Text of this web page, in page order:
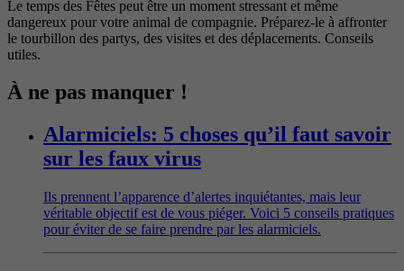
Le temps des Fêtes peut être un moment stressant et même
dangereux pour votre animal de compagnie. Préparez-le à affronter
le tourbillon des partys, des visites et des déplacements. Conseils
utiles.
À ne pas manquer !
Alarmiciels: 5 choses qu’il faut savoir
sur les faux virus
Ils prennent l’apparence d’alertes inquiétantes, mais leur
véritable objectif est de vous piéger. Voici 5 conseils pratiques
pour éviter de se faire prendre par les alarmiciels.